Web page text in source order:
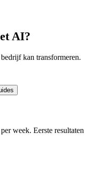
AI?
kan transformeren.
week. Eerste resultaten